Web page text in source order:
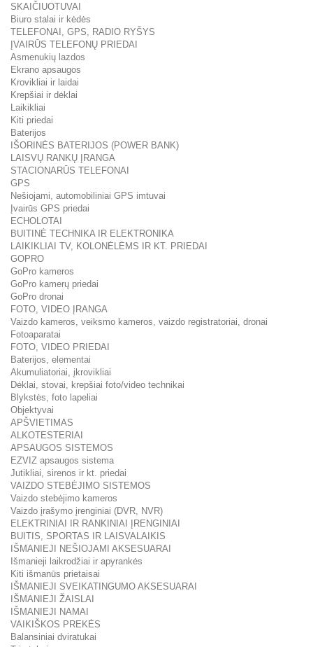
SKAIČIUOTUVAI
Biuro stalai ir kėdės
TELEFONAI, GPS, RADIO RYŠYS
ĮVAIRŪS TELEFONŲ PRIEDAI
Asmenukių lazdos
Ekrano apsaugos
Krovikliai ir laidai
Krepšiai ir dėklai
Laikikliai
Kiti priedai
Baterijos
IŠORINĖS BATERIJOS (POWER BANK)
LAISVŲ RANKŲ ĮRANGA
STACIONARŪS TELEFONAI
GPS
Nešiojami, automobiliniai GPS imtuvai
Įvairūs GPS priedai
ECHOLOTAI
BUITINĖ TECHNIKA IR ELEKTRONIKA
LAIKIKLIAI TV, KOLONĖLĖMS IR KT. PRIEDAI
GOPRO
GoPro kameros
GoPro kamerų priedai
GoPro dronai
FOTO, VIDEO ĮRANGA
Vaizdo kameros, veiksmo kameros, vaizdo registratoriai, dronai
Fotoaparatai
FOTO, VIDEO PRIEDAI
Baterijos, elementai
Akumuliatoriai, įkrovikliai
Dėklai, stovai, krepšiai foto/video technikai
Blykstės, foto lapeliai
Objektyvai
APŠVIETIMAS
ALKOTESTERIAI
APSAUGOS SISTEMOS
EZVIZ apsaugos sistema
Jutikliai, sirenos ir kt. priedai
VAIZDO STEBĖJIMO SISTEMOS
Vaizdo stebėjimo kameros
Vaizdo įrašymo įrenginiai (DVR, NVR)
ELEKTRINIAI IR RANKINIAI ĮRENGINIAI
BUITIS, SPORTAS IR LAISVALAIKIS
IŠMANIEJI NEŠIOJAMI AKSESUARAI
Išmanieji laikrodžiai ir apyrankės
Kiti išmanūs prietaisai
IŠMANIEJI SVEIKATINGUMO AKSESUARAI
IŠMANIEJI ŽAISLAI
IŠMANIEJI NAMAI
VAIKIŠKOS PREKĖS
Balansiniai dviratukai